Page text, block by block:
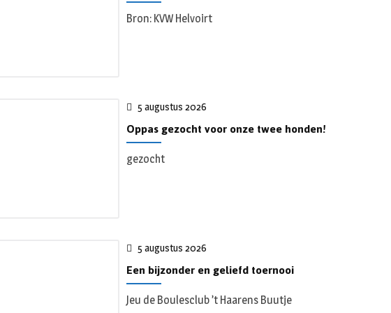
Bron: KVW Helvoirt
5 augustus 2026
Oppas gezocht voor onze twee honden!
gezocht
5 augustus 2026
Een bijzonder en geliefd toernooi
Jeu de Boulesclub ’t Haarens Buutje